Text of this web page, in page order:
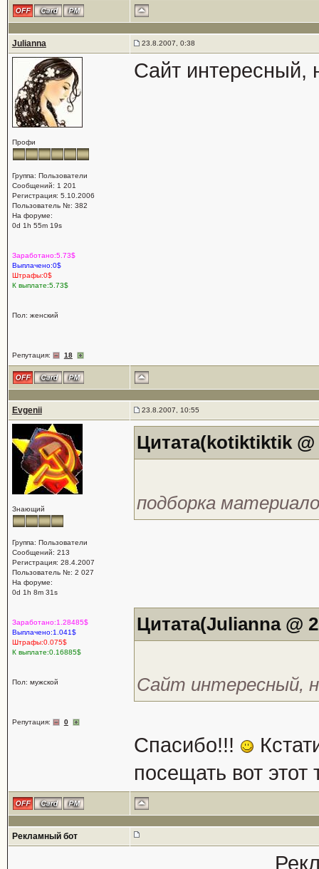
Julianna 23.8.2007, 0:38
Профи
Группа: Пользователи
Сообщений: 1 201
Регистрация: 5.10.2006
Пользователь №: 382
На форуме:
0d 1h 55m 19s
Заработано:5.73$
Выплачено:0$
Штрафы:0$
К выплате:5.73$
Пол: женский
Репутация: 18
Сайт интересный,
Evgenii 23.8.2007, 10:55
Знающий
Группа: Пользователи
Сообщений: 213
Регистрация: 28.4.2007
Пользователь №: 2 027
На форуме:
0d 1h 8m 31s
Заработано:1.28485$
Выплачено:1.041$
Штрафы:0.075$
К выплате:0.16885$
Пол: мужской
Репутация: 0
Цитата(kotiktiktik @
подборка
Цитата(Julianna @
Сайт интересный,
Спасибо!!!
посещать вот этот
Рекламный бот